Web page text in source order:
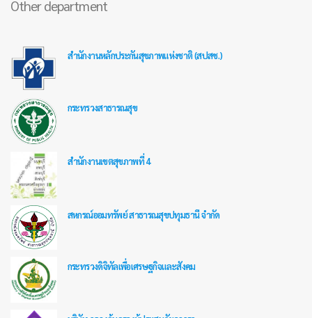
Other department
สำนักงานหลักประกันสุขภาพแห่งชาติ (สปสช.)
กระทรวงสาธารณสุข
สำนักงานเขตสุขภาพที่ 4
สหกรณ์ออมทรัพย์ สาธารณสุขปทุมธานี จำกัด
กระทรวงดิจิทัลเพื่อเศรษฐกิจและสังคม